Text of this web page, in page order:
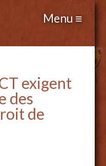
exigent
des
de